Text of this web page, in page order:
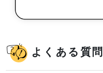
よくある質問